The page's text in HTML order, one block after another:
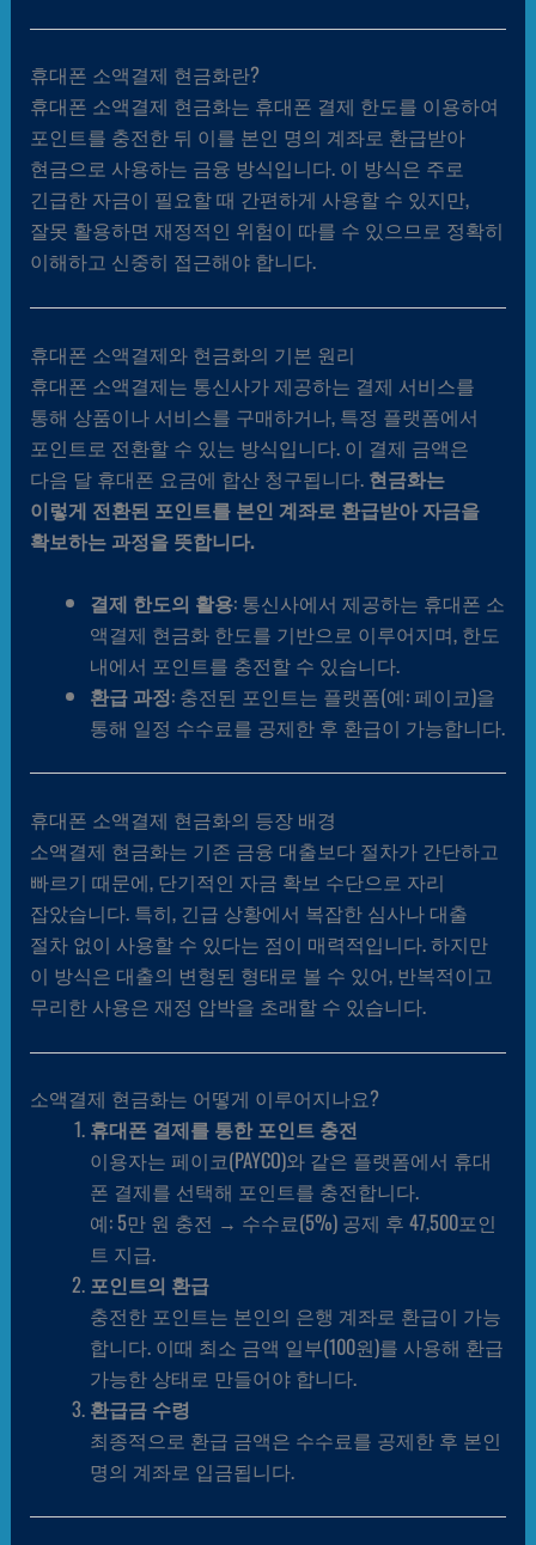
휴대폰 소액결제 현금화란?
휴대폰 소액결제 현금화는 휴대폰 결제 한도를 이용하여
포인트를 충전한 뒤 이를 본인 명의 계좌로 환급받아
현금으로 사용하는 금융 방식입니다. 이 방식은 주로
긴급한 자금이 필요할 때 간편하게 사용할 수 있지만,
잘못 활용하면 재정적인 위험이 따를 수 있으므로 정확히
이해하고 신중히 접근해야 합니다.
휴대폰 소액결제와 현금화의 기본 원리
휴대폰 소액결제는 통신사가 제공하는 결제 서비스를
통해 상품이나 서비스를 구매하거나, 특정 플랫폼에서
포인트로 전환할 수 있는 방식입니다. 이 결제 금액은
다음 달 휴대폰 요금에 합산 청구됩니다. 현금화는
이렇게 전환된 포인트를 본인 계좌로 환급받아 자금을
확보하는 과정을 뜻합니다.
결제 한도의 활용: 통신사에서 제공하는 휴대폰 소
액결제 현금화 한도를 기반으로 이루어지며, 한도
내에서 포인트를 충전할 수 있습니다.
환급 과정: 충전된 포인트는 플랫폼(예: 페이코)을
통해 일정 수수료를 공제한 후 환급이 가능합니다.
휴대폰 소액결제 현금화의 등장 배경
소액결제 현금화는 기존 금융 대출보다 절차가 간단하고
빠르기 때문에, 단기적인 자금 확보 수단으로 자리
잡았습니다. 특히, 긴급 상황에서 복잡한 심사나 대출
절차 없이 사용할 수 있다는 점이 매력적입니다. 하지만
이 방식은 대출의 변형된 형태로 볼 수 있어, 반복적이고
무리한 사용은 재정 압박을 초래할 수 있습니다.
소액결제 현금화는 어떻게 이루어지나요?
휴대폰 결제를 통한 포인트 충전
이용자는 페이코(PAYCO)와 같은 플랫폼에서 휴대
폰 결제를 선택해 포인트를 충전합니다.
예: 5만 원 충전 → 수수료(5%) 공제 후 47,500포인
트 지급.
포인트의 환급
충전한 포인트는 본인의 은행 계좌로 환급이 가능
합니다. 이때 최소 금액 일부(100원)를 사용해 환급
가능한 상태로 만들어야 합니다.
환급금 수령
최종적으로 환급 금액은 수수료를 공제한 후 본인
명의 계좌로 입금됩니다.